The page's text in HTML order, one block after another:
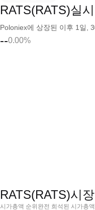
RATS(RATS)실
Poloniex에 상장된 이후 1일,
--0.00%
RATS(RATS)시
시가총액 순위 완전 희석된 시가총액